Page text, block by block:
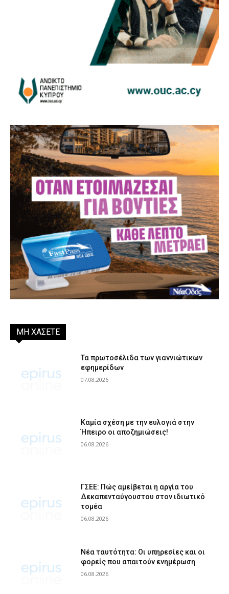
ΜΗ ΧΑΣΕΤΕ
Τα πρωτοσέλιδα των γιαννιώτικων
εφημερίδων
07.08.2026
Καμία σχέση με την ευλογιά στην
Ήπειρο οι αποζημιώσεις!
06.08.2026
ΓΣΕΕ: Πώς αμείβεται η αργία του
Δεκαπενταύγουστου στον ιδιωτικό
τομέα
06.08.2026
Νέα ταυτότητα: Οι υπηρεσίες και οι
φορείς που απαιτούν ενημέρωση
06.08.2026